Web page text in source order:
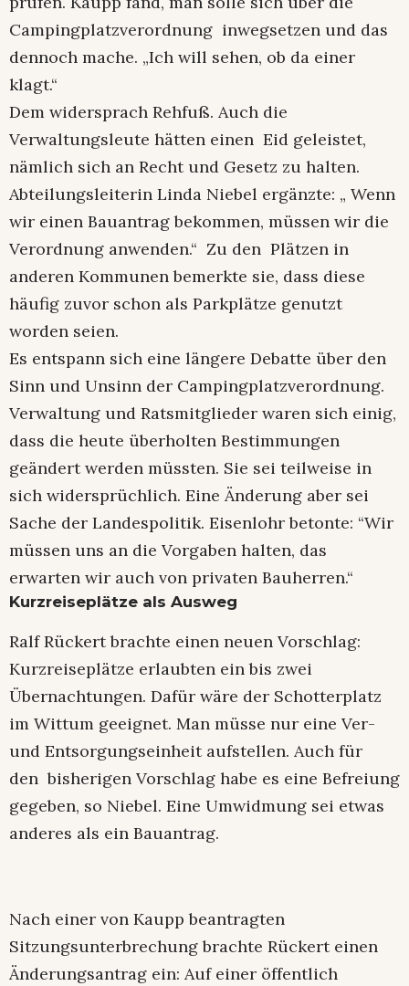
Campingplatzverordnung inwegsetzen und das
dennoch mache. „Ich will sehen, ob da einer
klagt.“
Dem widersprach Rehfuß. Auch die
Verwaltungsleute hätten einen Eid geleistet,
nämlich sich an Recht und Gesetz zu halten.
Abteilungsleiterin Linda Niebel ergänzte: „ Wenn
wir einen Bauantrag bekommen, müssen wir die
Verordnung anwenden.“ Zu den Plätzen in
anderen Kommunen bemerkte sie, dass diese
häufig zuvor schon als Parkplätze genutzt
worden seien.
Es entspann sich eine längere Debatte über den
Sinn und Unsinn der Campingplatzverordnung.
Verwaltung und Ratsmitglieder waren sich einig,
dass die heute überholten Bestimmungen
geändert werden müssten. Sie sei teilweise in
sich widersprüchlich. Eine Änderung aber sei
Sache der Landespolitik. Eisenlohr betonte: “Wir
müssen uns an die Vorgaben halten, das
erwarten wir auch von privaten Bauherren.“
Kurzreiseplätze als Ausweg
Ralf Rückert brachte einen neuen Vorschlag:
Kurzreiseplätze erlaubten ein bis zwei
Übernachtungen. Dafür wäre der Schotterplatz
im Wittum geeignet. Man müsse nur eine Ver-
und Entsorgungseinheit aufstellen. Auch für
den bisherigen Vorschlag habe es eine Befreiung
gegeben, so Niebel. Eine Umwidmung sei etwas
anderes als ein Bauantrag.
Nach einer von Kaupp beantragten
Sitzungsunterbrechung brachte Rückert einen
Änderungsantrag ein: Auf einer öffentlich